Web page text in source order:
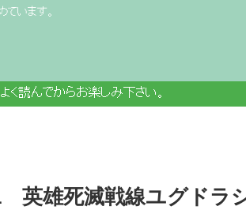
います。
読んでからお楽しみ下さい。
雄死滅戦線ユグドラ